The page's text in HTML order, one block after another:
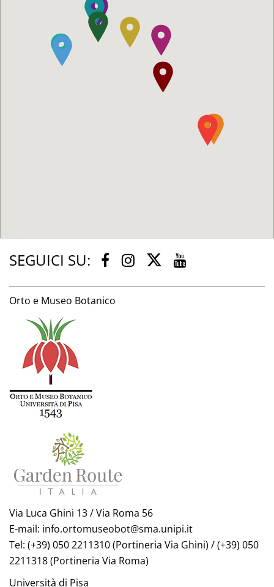
SEGUICI SU: Facebook
Instagram
Twitter
Orto e Museo Botanico
Via Luca Ghini 13 / Via Roma 56
E-mail: info.ortomuseobot@sma.unipi.it
Tel: (+39) 050 2211310 (Portineria Via Ghini) / (+39) 050
2211318 (Portineria Via Roma)
Università di Pisa